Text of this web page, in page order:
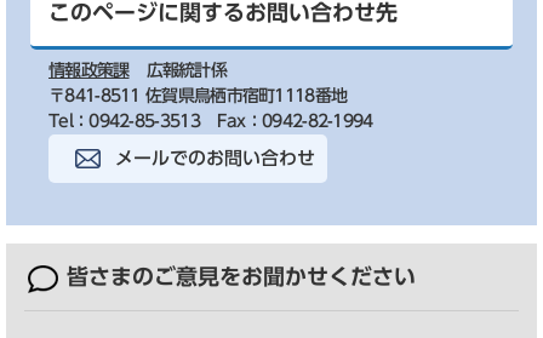
このページに関するお問い合わせ先
情報政策課
広報統計係
〒841-8511 佐賀県鳥栖市宿町1118番地
Tel：0942-85-3513
Fax：0942-82-1994
メールでのお問い合わせ
皆さまのご意見をお聞かせください